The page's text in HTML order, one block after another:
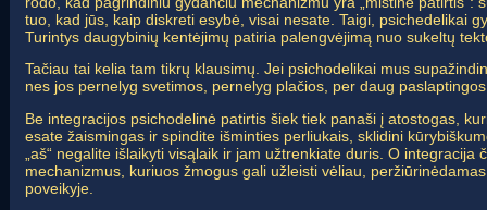
tuo, kad jūs, kaip diskreti esybė, visai nesate. Taigi, psichedelikai
Turintys daugybinių kentėjimų patiria palengvėjimą nuo sukeltų
Tačiau tai kelia tam tikrų klausimų. Jei psichodelikai mus
nes jos pernelyg svetimos, pernelyg plačios, per daug
Be integracijos psichodelinė patirtis šiek tiek panaši į atostogas,
esate žaismingas ir spindite išminties perliukais, sklidini
„aš“ negalite išlaikyti visąlaik ir jam užtrenkiate duris. O
mechanizmus, kuriuos žmogus gali užleisti vėliau,
poveikyje.